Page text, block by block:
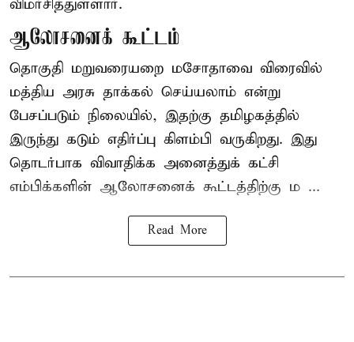
விமர்சித்துள்ளார்.
ஆலோசனைக் கூட்டம்
தொகுதி மறுவரையறை மசோதாவை விரைவில்
மத்திய அரசு தாக்கல் செய்யலாம் என்று
பேசப்படும் நிலையில், இதற்கு தமிழகத்தில்
இருந்து கடும் எதிர்ப்பு கிளம்பி வருகிறது. இது
தொடர்பாக விவாதிக்க அனைத்துக் கட்சி
எம்பிக்களின் ஆலோசனைக் கூட்டத்திற்கு ம ...
Read More